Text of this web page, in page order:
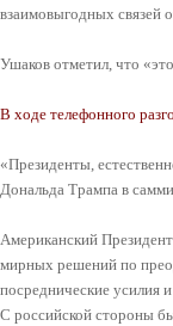
взаимовыгодных связей
Ушаков отметил, что
В ходе телефонного
«Президенты,
Дональда Трампа в
Американский
мирных решений по
посреднические усилия
С российской стороны